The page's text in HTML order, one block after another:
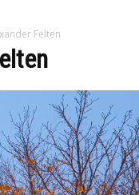
Felten